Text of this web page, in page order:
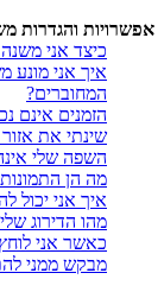
אפשרויות והגדרות
כיצד אני
איך אני
המחוברים?
הזמנים אינם
שינתי את אזור
השפה שלי
מה הן
איך אני יכול
מהו הדירוג
כאשר אני
מבקש ממני